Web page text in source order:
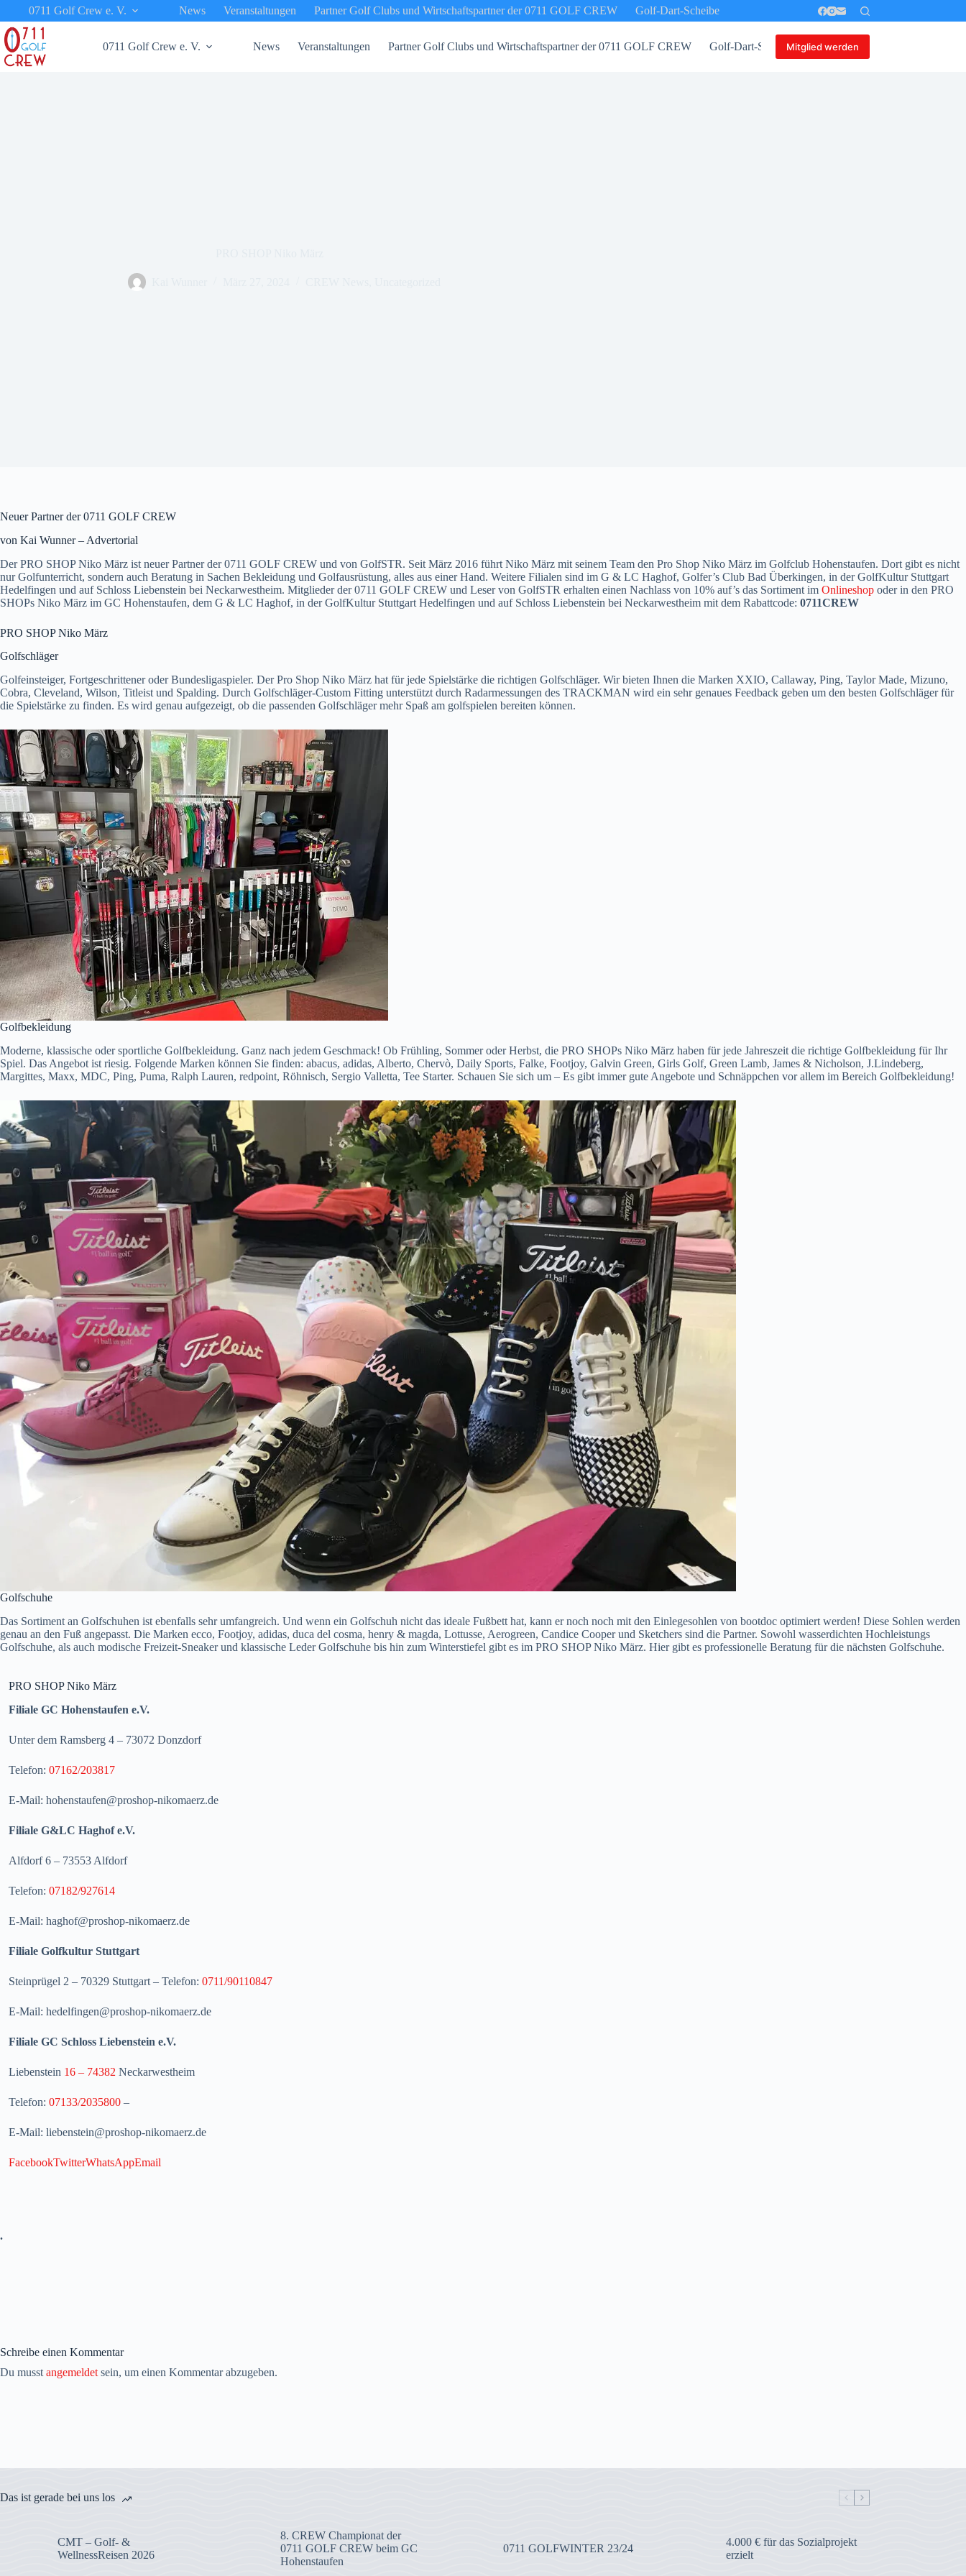
springen
0711 Golf Crew e. V. News Veranstaltungen Partner Golf Clubs und Wirtschaftspartner der 0711 GOLF CREW Golf-Dart-Scheibe
0711 Golf Crew e. V. News Veranstaltungen Partner Golf Clubs und Wirtschaftspartner der 0711 GOLF CREW Golf-Dart-ScheibeMitglied werden
Neuer Partner der 0711 GOLF CREW
von Kai Wunner – Advertorial
Der PRO SHOP Niko März ist neuer Partner der 0711 GOLF CREW und von GolfSTR. Seit März 2016 führt Niko März mit seinem Team den Pro Shop Niko März im Golfclub Hohenstaufen. Dort gibt es nicht
nur Golfunterricht, sondern auch Beratung in Sachen Bekleidung und Golfausrüstung, alles aus einer Hand. Weitere Filialen sind im G & LC Haghof, Golfer’s Club Bad Überkingen, in der GolfKultur Stuttgart
Hedelfingen und auf Schloss Liebenstein bei Neckarwestheim. Mitglieder der 0711 GOLF CREW und Leser von GolfSTR erhalten einen Nachlass von 10% auf’s das Sortiment im Onlineshop oder in den PRO
SHOPs Niko März im GC Hohenstaufen, dem G & LC Haghof, in der GolfKultur Stuttgart Hedelfingen und auf Schloss Liebenstein bei Neckarwestheim mit dem Rabattcode: 0711CREW
PRO SHOP Niko März
Golfschläger
Golfeinsteiger, Fortgeschrittener oder Bundesligaspieler. Der Pro Shop Niko März hat für jede Spielstärke die richtigen Golfschläger. Wir bieten Ihnen die Marken XXIO, Callaway, Ping, Taylor Made, Mizuno,
Cobra, Cleveland, Wilson, Titleist und Spalding. Durch Golfschläger-Custom Fitting unterstützt durch Radarmessungen des TRACKMAN wird ein sehr genaues Feedback geben um den besten Golfschläger für
die Spielstärke zu finden. Es wird genau aufgezeigt, ob die passenden Golfschläger mehr Spaß am golfspielen bereiten können.
Golfbekleidung
Moderne, klassische oder sportliche Golfbekleidung. Ganz nach jedem Geschmack! Ob Frühling, Sommer oder Herbst, die PRO SHOPs Niko März haben für jede Jahreszeit die richtige Golfbekleidung für Ihr
Spiel. Das Angebot ist riesig. Folgende Marken können Sie finden: abacus, adidas, Alberto, Chervò, Daily Sports, Falke, Footjoy, Galvin Green, Girls Golf, Green Lamb, James & Nicholson, J.Lindeberg,
Margittes, Maxx, MDC, Ping, Puma, Ralph Lauren, redpoint, Röhnisch, Sergio Valletta, Tee Starter. Schauen Sie sich um – Es gibt immer gute Angebote und Schnäppchen vor allem im Bereich Golfbekleidung!
Golfschuhe
Das Sortiment an Golfschuhen ist ebenfalls sehr umfangreich. Und wenn ein Golfschuh nicht das ideale Fußbett hat, kann er noch noch mit den Einlegesohlen von bootdoc optimiert werden! Diese Sohlen werden
genau an den Fuß angepasst. Die Marken ecco, Footjoy, adidas, duca del cosma, henry & magda, Lottusse, Aerogreen, Candice Cooper und Sketchers sind die Partner. Sowohl wasserdichten Hochleistungs
Golfschuhe, als auch modische Freizeit-Sneaker und klassische Leder Golfschuhe bis hin zum Winterstiefel gibt es im PRO SHOP Niko März. Hier gibt es professionelle Beratung für die nächsten Golfschuhe.
PRO SHOP Niko März
Filiale GC Hohenstaufen e.V.
Unter dem Ramsberg 4 – 73072 Donzdorf
Telefon: 07162/203817
E-Mail: hohenstaufen@proshop-nikomaerz.de
Filiale G&LC Haghof e.V.
Alfdorf 6 – 73553 Alfdorf
Telefon: 07182/927614
E-Mail: haghof@proshop-nikomaerz.de
Filiale Golfkultur Stuttgart
Steinprügel 2 – 70329 Stuttgart – Telefon: 0711/90110847
E-Mail: hedelfingen@proshop-nikomaerz.de
Filiale GC Schloss Liebenstein e.V.
Liebenstein 16 – 74382 Neckarwestheim
Telefon: 07133/2035800 –
E-Mail: liebenstein@proshop-nikomaerz.de
FacebookTwitterWhatsAppEmail
.
Schreibe einen Kommentar
Du musst angemeldet sein, um einen Kommentar abzugeben.
Das ist gerade bei uns los
CMT – Golf- &
WellnessReisen 2026
8. CREW Championat der
0711 GOLF CREW beim GC
Hohenstaufen
0711 GOLFWINTER 23/24
4.000 € für das Sozialprojekt
erzielt